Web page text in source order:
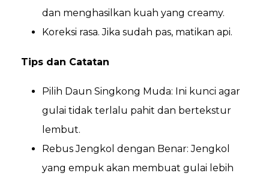
dan menghasilkan kuah yang creamy.
Koreksi rasa. Jika sudah pas, matikan api.
Tips dan Catatan
Pilih Daun Singkong Muda: Ini kunci agar
gulai tidak terlalu pahit dan bertekstur
lembut.
Rebus Jengkol dengan Benar: Jengkol
yang empuk akan membuat gulai lebih